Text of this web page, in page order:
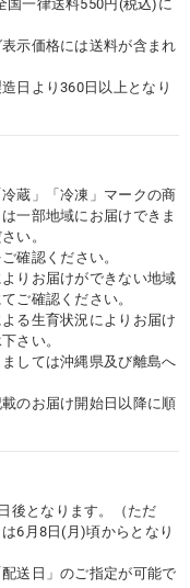
国一律送料550円(税込)に
示価格には送料が含まれ
日より360日以上となり
蔵」「冷凍」マークの商
一部地域にお届けできま
い。
ご確認ください。
りお届けができない地域
ご確認ください。
る生育状況によりお届け
さい。
しては沖縄県及び離島へ
のお届け開始日以降に順
後となります。（ただ
6月8日(月)頃からとなり
送日」のご指定が可能で